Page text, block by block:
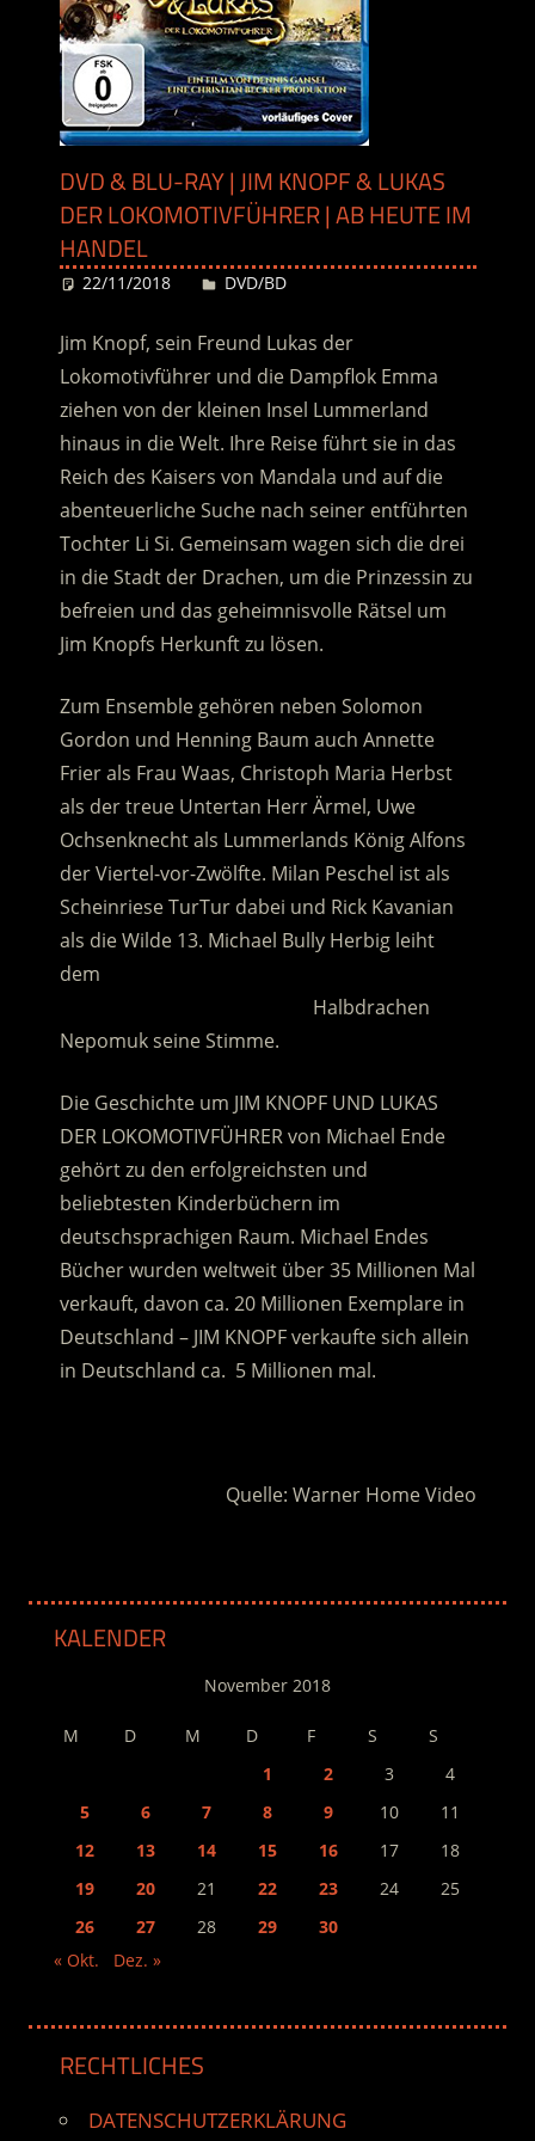
DVD & BLU-RAY | JIM KNOPF & LUKAS
DER LOKOMOTIVFÜHRER | AB HEUTE IM
HANDEL
22/11/2018 Desiree
DVD/BD
Jim Knopf, sein Freund Lukas der
Lokomotivführer und die Dampflok Emma
ziehen von der kleinen Insel Lummerland
hinaus in die Welt. Ihre Reise führt sie in das
Reich des Kaisers von Mandala und auf die
abenteuerliche Suche nach seiner entführten
Tochter Li Si. Gemeinsam wagen sich die drei
in die Stadt der Drachen, um die Prinzessin zu
befreien und das geheimnisvolle Rätsel um
Jim Knopfs Herkunft zu lösen.
Zum Ensemble gehören neben Solomon
Gordon und Henning Baum auch Annette
Frier als Frau Waas, Christoph Maria Herbst
als der treue Untertan Herr Ärmel, Uwe
Ochsenknecht als Lummerlands König Alfons
der Viertel-vor-Zwölfte. Milan Peschel ist als
Scheinriese TurTur dabei und Rick Kavanian
als die Wilde 13. Michael Bully Herbig leiht
dem
Halbdrachen
Nepomuk seine Stimme.
Die Geschichte um JIM KNOPF UND LUKAS
DER LOKOMOTIVFÜHRER von Michael Ende
gehört zu den erfolgreichsten und
beliebtesten Kinderbüchern im
deutschsprachigen Raum. Michael Endes
Bücher wurden weltweit über 35 Millionen Mal
verkauft, davon ca. 20 Millionen Exemplare in
Deutschland – JIM KNOPF verkaufte sich allein
in Deutschland ca. 5 Millionen mal.
Quelle: Warner Home Video
KALENDER
November 2018
M D M D F S
S
1
2 3
4
5
6 7 8 9 10
11
12
13 14 15 16 17
18
19
20 21 22 23 24
25
26
27 28 29
30
« Okt.
Dez. »
RECHTLICHES
DATENSCHUTZERKLÄRUNG